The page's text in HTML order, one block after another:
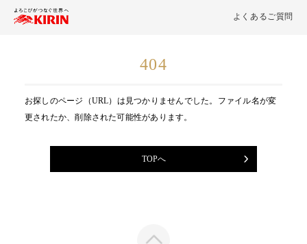
よくあるご質問
404
お探しのページ（URL）は見つかりませんでした。ファイル名が変
更されたか、削除された可能性があります。
TOPへ